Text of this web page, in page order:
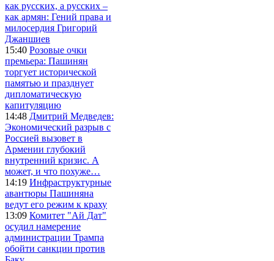
как русских, а русских –
как армян: Гений права и
милосердия Григорий
Джаншиев
15:40 Розовые очки
премьера: Пашинян
торгует исторической
памятью и празднует
дипломатическую
капитуляцию
14:48 Дмитрий Медведев:
Экономический разрыв с
Россией вызовет в
Армении глубокий
внутренний кризис. А
может, и что похуже…
14:19 Инфраструктурные
авантюры Пашиняна
ведут его режим к краху
13:09 Комитет "Ай Дат"
осудил намерение
администрации Трампа
обойти санкции против